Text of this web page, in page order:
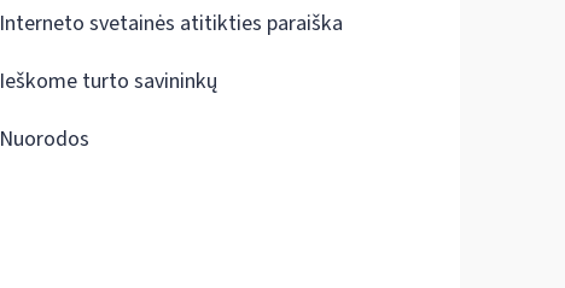
Interneto svetainės atitikties paraiška
Ieškome turto savininkų
Nuorodos